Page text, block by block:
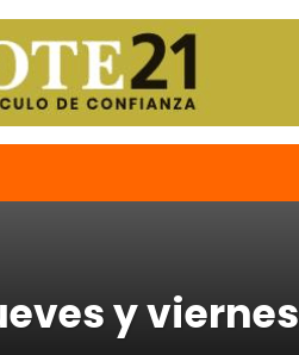
y viernes